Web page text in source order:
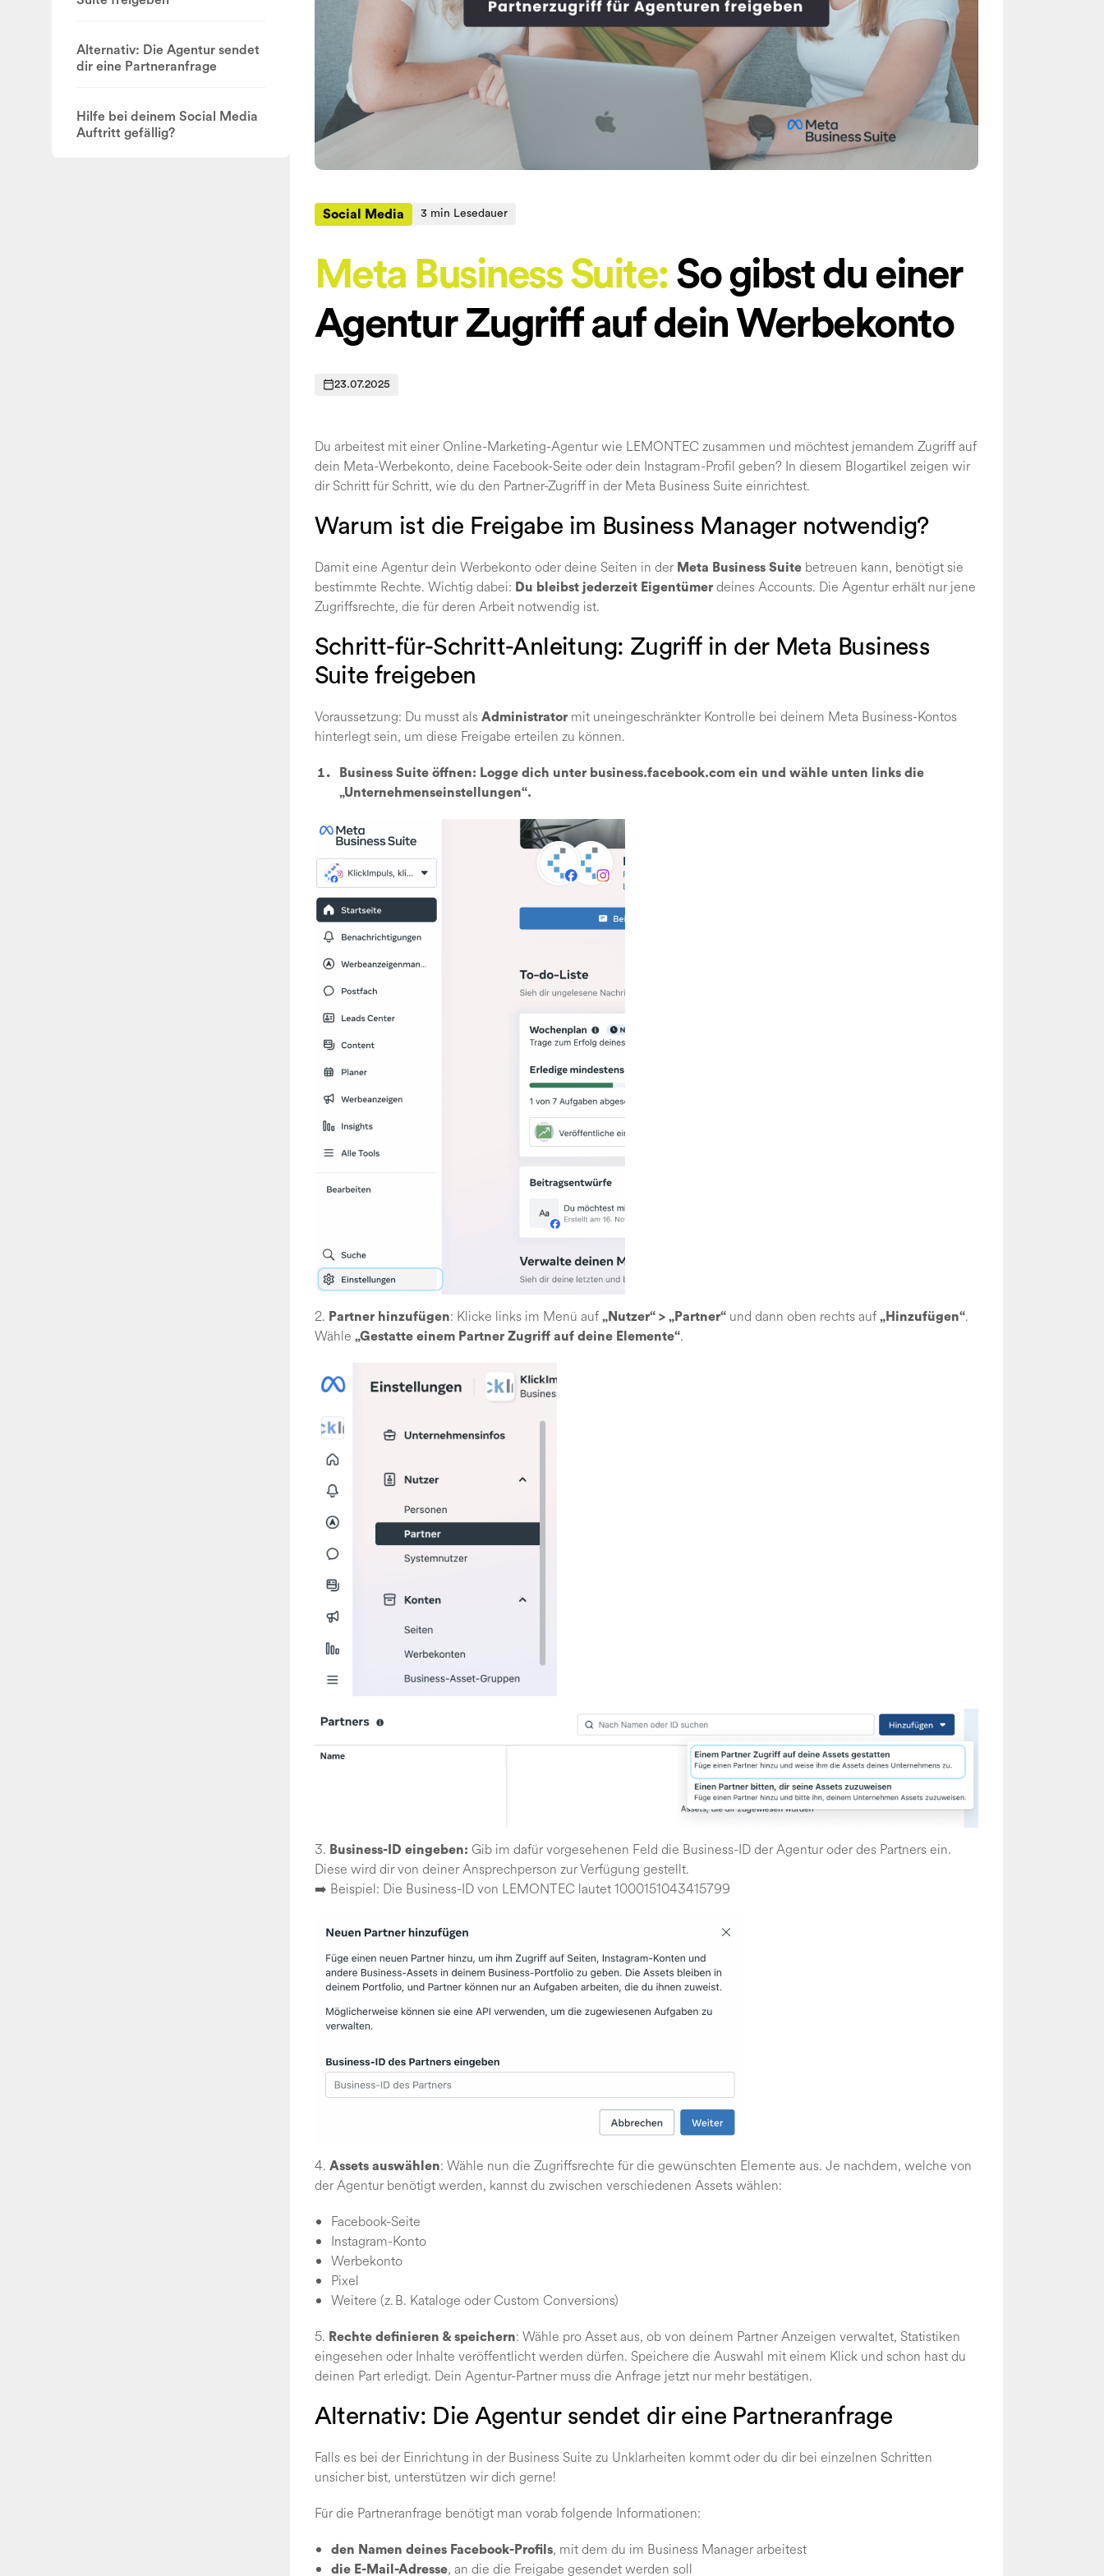
Alternativ: Die Agentur sendet
dir eine Partneranfrage
Hilfe bei deinem Social Media
Auftritt gefällig? ‍
Social Media 3 min Lesedauer
Meta Business Suite: So gibst du einer
Agentur Zugriff auf dein Werbekonto
23.07.2025
Du arbeitest mit einer Online-Marketing-Agentur wie LEMONTEC zusammen und möchtest jemandem Zugriff auf
dein Meta-Werbekonto, deine Facebook-Seite oder dein Instagram-Profil geben? In diesem Blogartikel zeigen wir
dir Schritt für Schritt, wie du den Partner-Zugriff in der Meta Business Suite einrichtest.
Warum ist die Freigabe im Business Manager notwendig?
Damit eine Agentur dein Werbekonto oder deine Seiten in der Meta Business Suitebetreuen kann, benötigt sie
bestimmte Rechte. Wichtig dabei: Du bleibst jederzeit Eigentümerdeines Accounts. Die Agentur erhält nur jene
Zugriffsrechte, die für deren Arbeit notwendig ist.
Schritt-für-Schritt-Anleitung: Zugriff in der Meta Business
Suite freigeben
Voraussetzung: Du musst als Administratormit uneingeschränkter Kontrolle bei deinem Meta Business-Kontos
hinterlegt sein, um diese Freigabe erteilen zu können.
Business Suite öffnen: Logge dich unter business.facebook.comein und wähle unten links die
„Unternehmenseinstellungen“.
2. Partner hinzufügen: Klicke links im Menü auf „Nutzer“ > „Partner“und dann oben rechts auf „Hinzufügen“.
Wähle „Gestatte einem Partner Zugriff auf deine Elemente“.
3. Business-ID eingeben: Gib im dafür vorgesehenen Feld die Business-ID der Agentur oder des Partners ein.
Diese wird dir von deiner Ansprechperson zur Verfügung gestellt.
➡️ Beispiel: Die Business-ID von LEMONTEC lautet 1000151043415799
4. Assets auswählen: Wähle nun die Zugriffsrechte für die gewünschten Elemente aus. Je nachdem, welche von
der Agentur benötigt werden, kannst du zwischen verschiedenen Assets wählen:
Facebook-Seite
Instagram-Konto
Werbekonto
Pixel
Weitere (z. B. Kataloge oder Custom Conversions)
5. Rechte definieren & speichern: Wähle pro Asset aus, ob von deinem Partner Anzeigen verwaltet, Statistiken
eingesehen oder Inhalte veröffentlicht werden dürfen. Speichere die Auswahl mit einem Klick und schon hast du
deinen Part erledigt. Dein Agentur-Partner muss die Anfrage jetzt nur mehr bestätigen.
Alternativ: Die Agentur sendet dir eine Partneranfrage
Falls es bei der Einrichtung in der Business Suite zu Unklarheiten kommt oder du dir bei einzelnen Schritten
unsicher bist, unterstützen wir dich gerne!
Für die Partneranfrage benötigt man vorab folgende Informationen:
den Namen deines Facebook-Profils, mit dem du im Business Manager arbeitest
die E-Mail-Adresse, an die die Freigabe gesendet werden soll